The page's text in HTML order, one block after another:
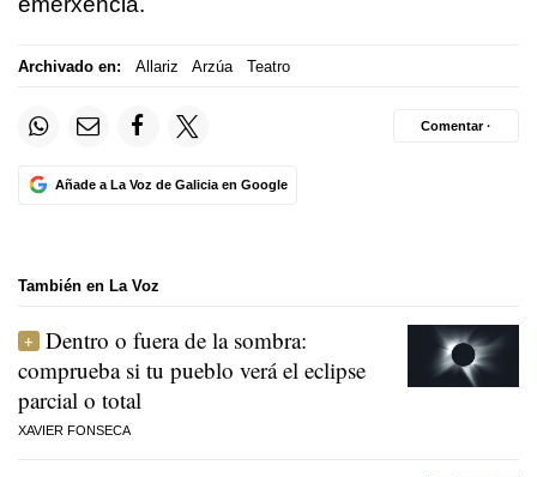
Archivado en: Allariz Arzúa Teatro
Añade a La Voz de Galicia en Google
Comentar ·
También en La Voz
Dentro o fuera de la sombra:
comprueba si tu pueblo verá el eclipse
parcial o total
XAVIER FONSECA